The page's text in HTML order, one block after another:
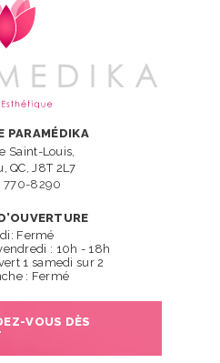
PARAMÉDIKA
Saint-Louis,
QC, J8T 2L7
770-8290
Fermé
: 10h - 18h
1 samedi sur 2
: Fermé
VOUS DÈS